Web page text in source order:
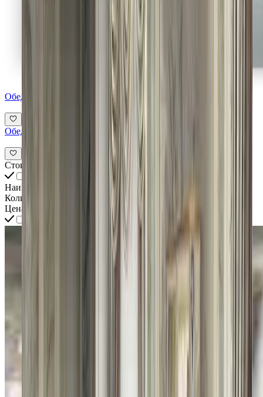
Обеденный стул CASPANI TINO Aquarius
Обеденный стул CASPANI TINO Aquarius
Стоимость всех товаров интерьера
Наименование
Количество
Цена